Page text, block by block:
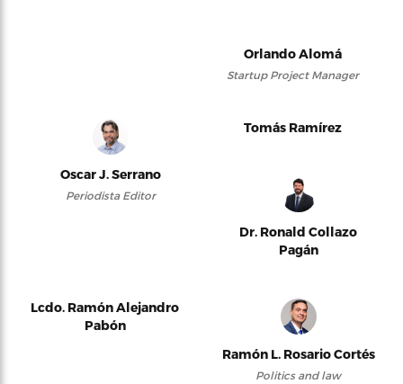
Orlando Alomá
Startup Project Manager
Oscar J. Serrano
Periodista Editor
Tomás Ramírez
Dr. Ronald Collazo
Pagán
Lcdo. Ramón Alejandro
Pabón
Ramón L. Rosario Cortés
Politics and law